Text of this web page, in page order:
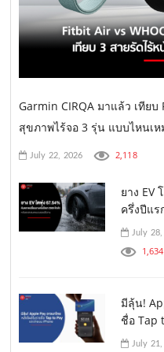
Garmin CIRQA มาแล้ว เทีย
สุขภาพไร้จอ 3 รุ่น แบบไหนเห
July 22, 2026 2,118
ยาง EV
ครึ่งปีแร
July 28,
1,634
มีลุ้น!
ชื่อ Tap
July 21,